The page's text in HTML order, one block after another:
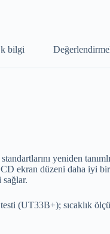
bilgi
yeniden
ekran düzeni daha iyi
sağlar.
(UT33B+); sıcaklık